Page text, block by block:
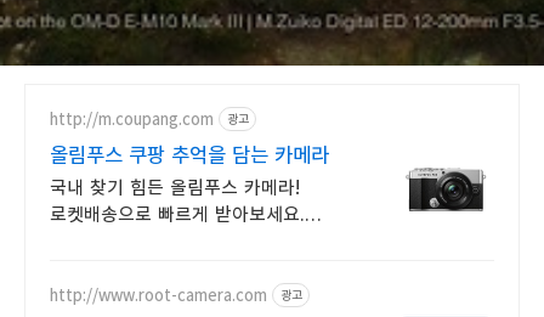
http://m.coupang.com 광고
올림푸스 쿠팡 추억을 담는 카메라
국내 찾기 힘든 올림푸스 카메라!
로켓배송으로 빠르게 받아보세요.
http://www.root-camera.com 광고